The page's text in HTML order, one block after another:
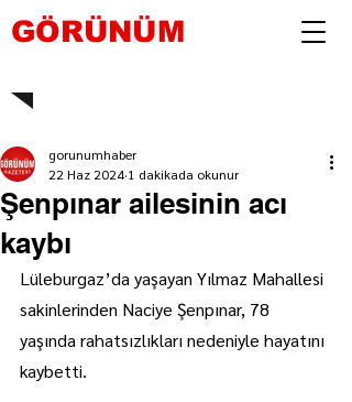
GÖRÜNÜM
Şenpınar ailesinin acı
kaybı
gorunumhaber
22 Haz 2024 1 dakikada okunur
Lüleburgaz’da yaşayan Yılmaz Mahallesi
sakinlerinden Naciye Şenpınar, 78
yaşında rahatsızlıkları nedeniyle hayatını
kaybetti.